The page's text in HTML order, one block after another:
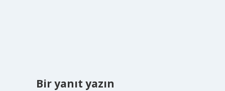
Bir yanıt yazın